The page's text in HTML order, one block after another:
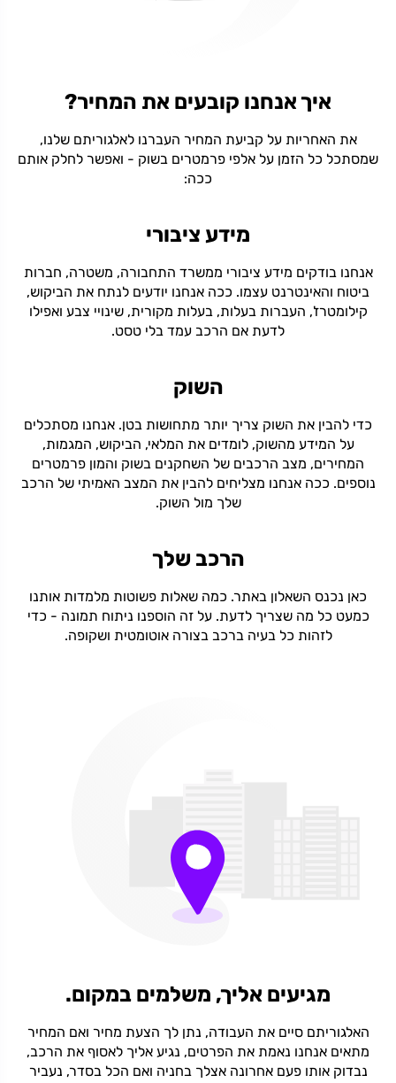
איך אנחנו קובעים את המחיר?
את האחריות על קביעת המחיר העברנו לאלגוריתם שלנו,
שמסתכל כל הזמן על אלפי פרמטרים בשוק - ואפשר לחלק אותם
ככה:
מידע ציבורי
אנחנו בודקים מידע ציבורי ממשרד התחבורה, משטרה, חברות
ביטוח והאינטרנט עצמו. ככה אנחנו יודעים לנתח את הביקוש,
קילומטרז', העברות בעלות, בעלות מקורית, שינויי צבע ואפילו
לדעת אם הרכב עמד בלי טסט.
השוק
כדי להבין את השוק צריך יותר מתחושות בטן. אנחנו מסתכלים
על המידע מהשוק, לומדים את המלאי, הביקוש, המגמות,
המחירים, מצב הרכבים של השחקנים בשוק והמון פרמטרים
נוספים. ככה אנחנו מצליחים להבין את המצב האמיתי של הרכב
שלך מול השוק.
הרכב שלך
כאן נכנס השאלון באתר. כמה שאלות פשוטות מלמדות אותנו
כמעט כל מה שצריך לדעת. על זה הוספנו ניתוח תמונה - כדי
לזהות כל בעיה ברכב בצורה אוטומטית ושקופה.
מגיעים אליך, משלמים במקום.
האלגוריתם סיים את העבודה, נתן לך הצעת מחיר ואם המחיר
מתאים אנחנו נאמת את הפרטים, נגיע אליך לאסוף את הרכב,
נבדוק אותו פעם אחרונה אצלך בחניה ואם הכל בסדר, נעביר